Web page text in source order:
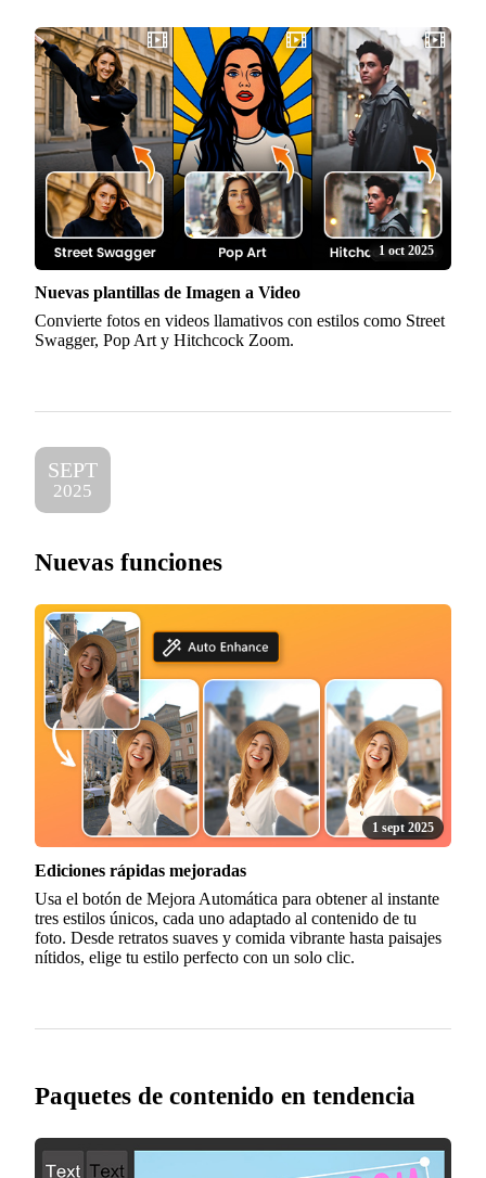
1 oct 2025
Nuevas plantillas de Imagen a Video
Convierte fotos en videos llamativos con estilos como Street
Swagger, Pop Art y Hitchcock Zoom.
SEPT
2025
Nuevas funciones
1 sept 2025
Ediciones rápidas mejoradas
Usa el botón de Mejora Automática para obtener al instante
tres estilos únicos, cada uno adaptado al contenido de tu
foto. Desde retratos suaves y comida vibrante hasta paisajes
nítidos, elige tu estilo perfecto con un solo clic.
Paquetes de contenido en tendencia